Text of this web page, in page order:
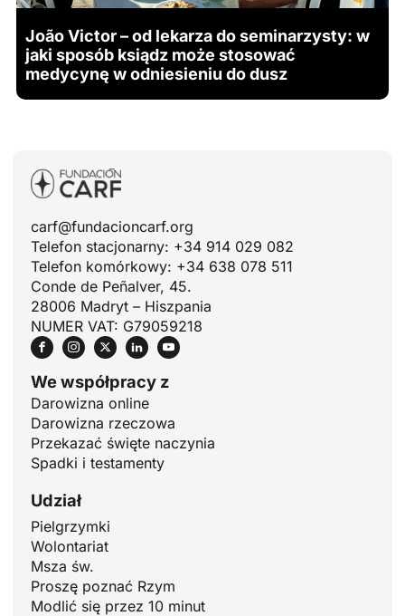
João Victor – od lekarza do seminarzysty: w
jaki sposób ksiądz może stosować
medycynę w odniesieniu do dusz
carf@fundacioncarf.org
Telefon stacjonarny: +34 914 029 082
Telefon komórkowy: +34 638 078 511
Conde de Peñalver, 45.
28006 Madryt – Hiszpania
NUMER VAT: G79059218
We współpracy z
Darowizna online
Darowizna rzeczowa
Przekazać święte naczynia
Spadki i testamenty
Udział
Pielgrzymki
Wolontariat
Msza św.
Proszę poznać Rzym
Modlić się przez 10 minut